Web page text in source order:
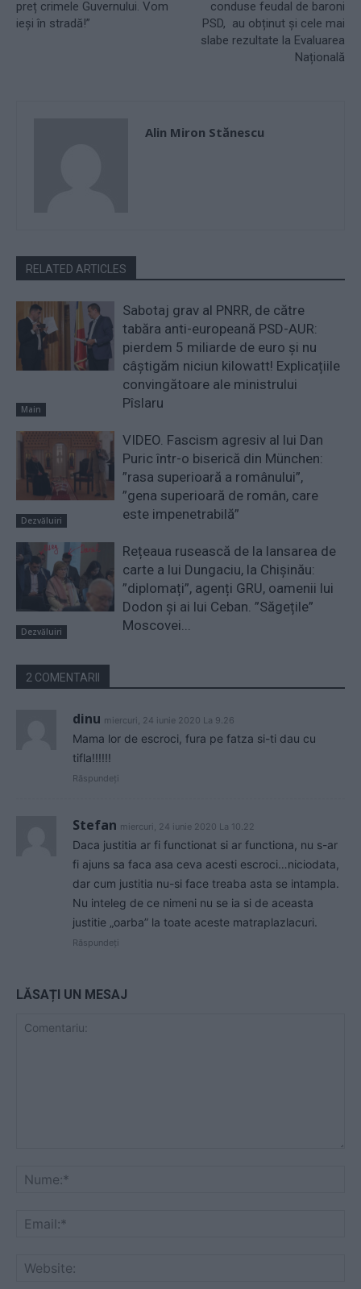
preț crimele Guvernului. Vom
ieși în stradă!”
conduse feudal de baroni
PSD, au obținut și cele mai
slabe rezultate la Evaluarea
Națională
Alin Miron Stănescu
RELATED ARTICLES
Main
Sabotaj grav al PNRR, de către
tabăra anti-europeană PSD-AUR:
pierdem 5 miliarde de euro și nu
câștigăm niciun kilowatt! Explicațiile
convingătoare ale ministrului
Pîslaru
Dezvăluiri
VIDEO. Fascism agresiv al lui Dan
Puric într-o biserică din München:
”rasa superioară a românului”,
”gena superioară de român, care
este impenetrabilă”
Dezvăluiri
Rețeaua rusească de la lansarea de
carte a lui Dungaciu, la Chișinău:
”diplomați”, agenți GRU, oamenii lui
Dodon și ai lui Ceban. ”Săgețile”
Moscovei...
2 COMENTARII
dinu miercuri, 24 iunie 2020 La 9.26
Mama lor de escroci, fura pe fatza si-ti dau cu
tifla!!!!!!
Răspundeți
Stefan miercuri, 24 iunie 2020 La 10.22
Daca justitia ar fi functionat si ar functiona, nu s-ar
fi ajuns sa faca asa ceva acesti escroci…niciodata,
dar cum justitia nu-si face treaba asta se intampla.
Nu inteleg de ce nimeni nu se ia si de aceasta
justitie „oarba” la toate aceste matraplazlacuri.
Răspundeți
LĂSAȚI UN MESAJ